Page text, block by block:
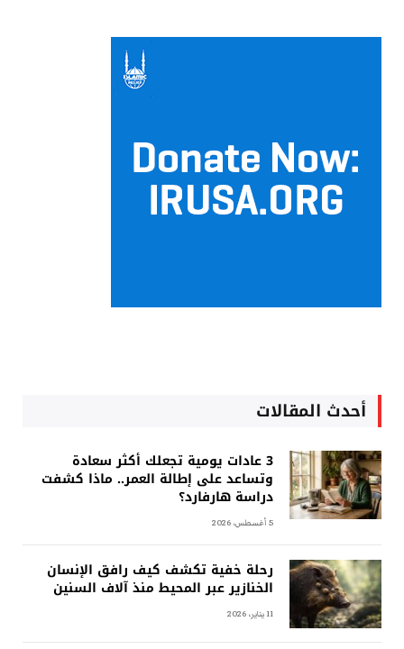
أحدث المقالات
3 عادات يومية تجعلك أكثر سعادة
وتساعد على إطالة العمر.. ماذا كشفت
دراسة هارفارد؟
5 أغسطس، 2026
رحلة خفية تكشف كيف رافق الإنسان
الخنازير عبر المحيط منذ آلاف السنين
11 يناير، 2026